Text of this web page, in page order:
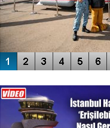
ENGELLERİN AŞILDIĞI HAVALİMANI